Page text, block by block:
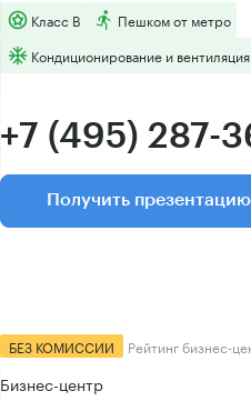
Класс B
Пешком от метро
Кондиционирование и вентиляция
+7 (495) 287-
Получить презентацию
БЕЗ КОМИССИИ Рейтинг бизнес-
Бизнес-центр